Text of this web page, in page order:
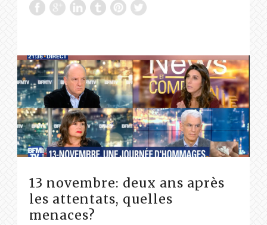
13 novembre: deux ans après
les attentats, quelles
menaces?